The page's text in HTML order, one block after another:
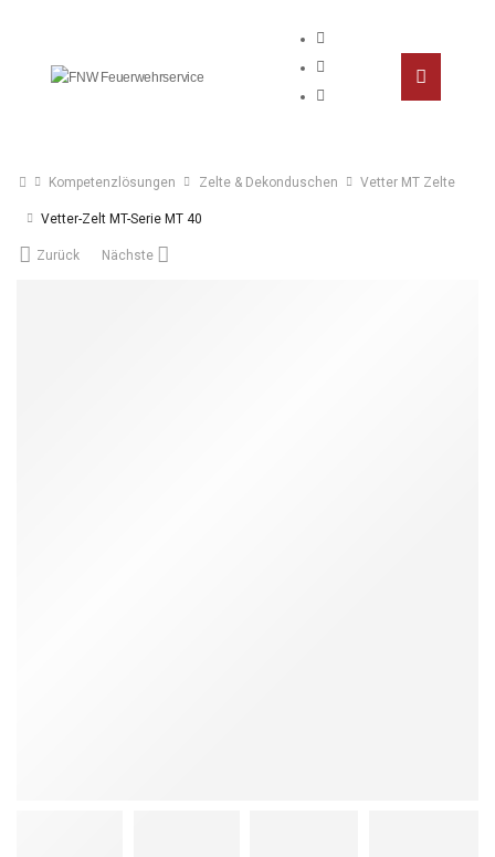
Kompetenzlösungen Zelte & Dekonduschen Vetter MT Zelte
Vetter-Zelt MT-Serie MT 40
Zurück Nächste